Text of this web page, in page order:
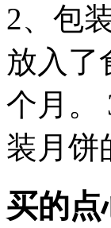
2、包
放入了
个月。
装月饼
买的点